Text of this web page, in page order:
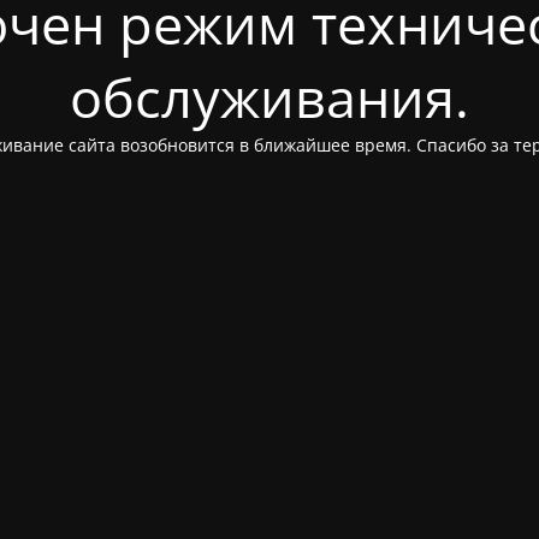
режим
обслуживания.
сайта возобновится в ближайшее время. Спасибо за